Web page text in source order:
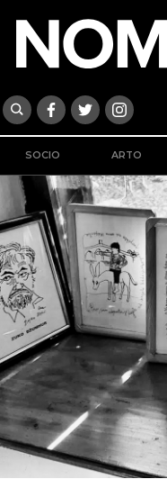
SOCIO ARTO